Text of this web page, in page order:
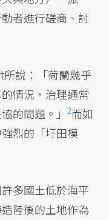
者進行磋商、討
說：「荷蘭幾乎
情況，治理通常
的問題。」2而如
烈的「圩田模
多國土低於海平
陸後的土地作為